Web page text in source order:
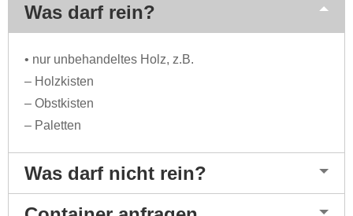
Was darf rein?
• nur unbehandeltes Holz, z.B.
– Holzkisten
– Obstkisten
– Paletten
Was darf nicht rein?